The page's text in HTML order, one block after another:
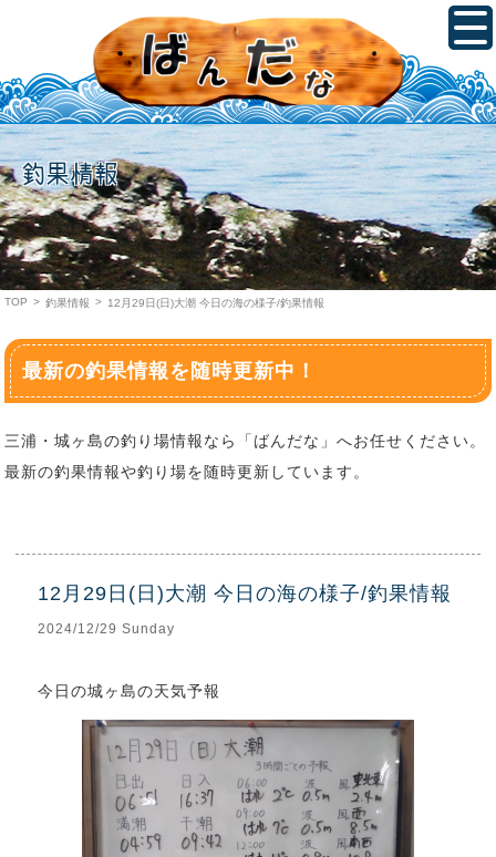
釣果情報
TOP > 釣果情報 > 12月29日(日)大潮 今日の海の様子/釣果情報
最新の釣果情報を随時更新中！
三浦・城ヶ島の釣り場情報なら「ばんだな」へお任せください。
最新の釣果情報や釣り場を随時更新しています。
12月29日(日)大潮 今日の海の様子/釣果情報
2024/12/29 Sunday
今日の城ヶ島の天気予報